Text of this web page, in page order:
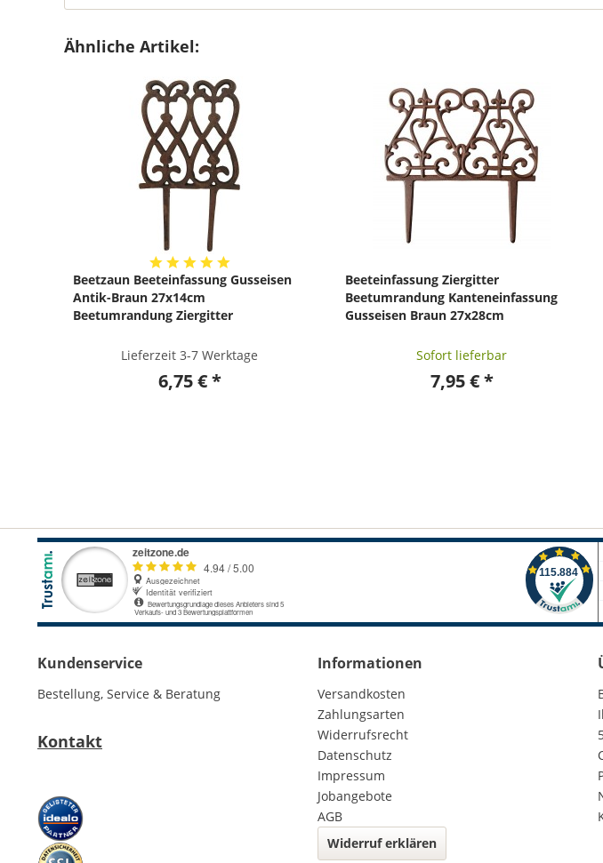
Ähnliche Artikel:
Beetzaun Beeteinfassung Gusseisen
Antik-Braun 27x14cm
Beetumrandung Ziergitter
Lieferzeit 3-7 Werktage
6,75 € *
Beeteinfassung Ziergitter
Beetumrandung Kanteneinfassung
Gusseisen Braun 27x28cm
Sofort lieferbar
7,95 € *
Kundenservice
Bestellung, Service & Beratung
Kontakt
Informationen
Versandkosten
Zahlungsarten
Widerrufsrecht
Datenschutz
Impressum
Jobangebote
AGB
Widerruf erklären